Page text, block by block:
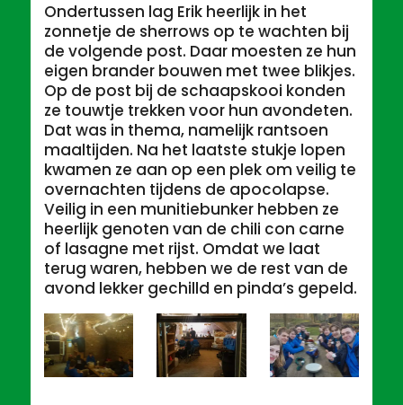
Ondertussen lag Erik heerlijk in het
zonnetje de sherrows op te wachten bij
de volgende post. Daar moesten ze hun
eigen brander bouwen met twee blikjes.
Op de post bij de schaapskooi konden
ze touwtje trekken voor hun avondeten.
Dat was in thema, namelijk rantsoen
maaltijden. Na het laatste stukje lopen
kwamen ze aan op een plek om veilig te
overnachten tijdens de apocolapse.
Veilig in een munitiebunker hebben ze
heerlijk genoten van de chili con carne
of lasagne met rijst. Omdat we laat
terug waren, hebben we de rest van de
avond lekker gechilld en pinda’s gepeld.